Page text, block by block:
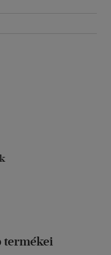
termékei